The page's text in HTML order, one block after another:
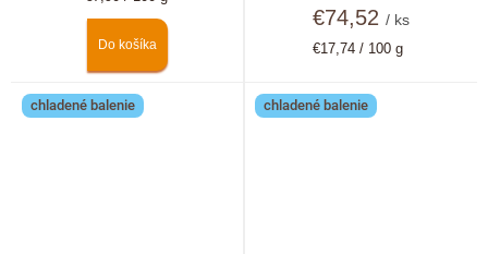
Do košíka
€74,52 / ks
Jednotková
€17,74 / 100 g
chladené balenie chladené balenie